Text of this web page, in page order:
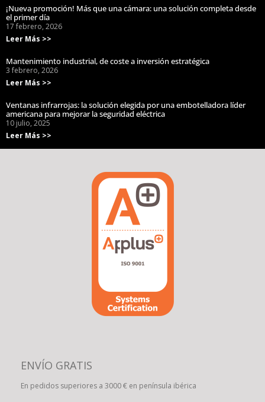
¡Nueva promoción! Más que una cámara: una solución completa desde
el primer día
17 febrero, 2026
Leer Más >>
Mantenimiento industrial, de coste a inversión estratégica
3 febrero, 2026
Leer Más >>
Ventanas infrarrojas: la solución elegida por una embotelladora líder
americana para mejorar la seguridad eléctrica
10 julio, 2025
Leer Más >>
ENVÍO GRATIS
En pedidos superiores a 3000 € en península ibérica